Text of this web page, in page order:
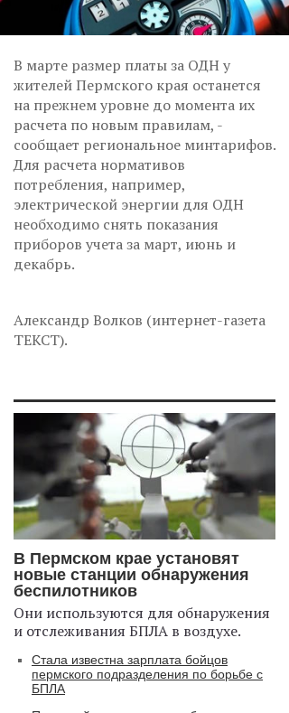
В марте размер платы за ОДН у
жителей Пермского края останется
на прежнем уровне до момента их
расчета по новым правилам, -
сообщает региональное минтарифов.
Для расчета нормативов
потребления, например,
электрической энергии для ОДН
необходимо снять показания
приборов учета за март, июнь и
декабрь.
Александр Волков (интернет-газета
ТЕКСТ).
В Пермском крае установят
новые станции обнаружения
беспилотников
Они используются для обнаружения
и отслеживания БПЛА в воздухе.
Стала известна зарплата бойцов
пермского подразделения по борьбе с
БПЛА